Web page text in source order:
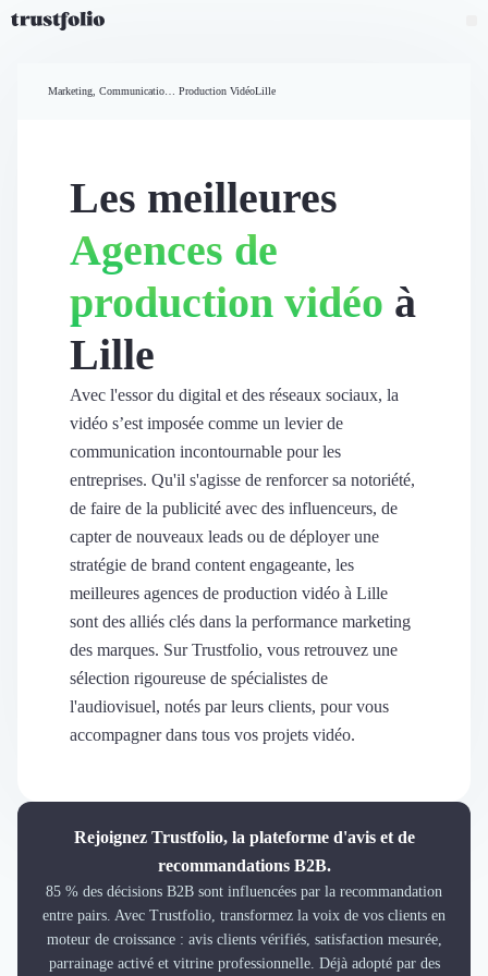
Widgets d'avis
Partage d’avis multicanal
Vidéo de témoignage
Révéler le réseau
Vitrine & média
Suivi du ROI
Voir tous nos avis clients
Découvrir le média
Demander une démo
Connexion
Cabinet de Recrutement
Conseil en Management et Organisation
Gestion paie
Qualité de Vie au Travail (QVT)
Portage Salarial
Responsabilité Sociétale des Entreprises (RSE)
Marketplace de freelance
Coaching
Accueil
Marketing, Communication et Ventes Production VidéoLille
Les meilleures
Agences de
production vidéo à
Lille
Avec l'essor du digital et des réseaux sociaux, la
vidéo s’est imposée comme un levier de
communication incontournable pour les
entreprises. Qu'il s'agisse de renforcer sa notoriété,
de faire de la publicité avec des influenceurs, de
capter de nouveaux leads ou de déployer une
stratégie de brand content engageante, les
meilleures agences de production vidéo à Lille
sont des alliés clés dans la performance marketing
des marques. Sur Trustfolio, vous retrouvez une
sélection rigoureuse de spécialistes de
l'audiovisuel, notés par leurs clients, pour vous
accompagner dans tous vos projets vidéo.
Rejoignez Trustfolio, la plateforme d'avis et de
recommandations B2B.
85 % des décisions B2B sont influencées par la recommandation
entre pairs. Avec Trustfolio, transformez la voix de vos clients en
moteur de croissance : avis clients vérifiés, satisfaction mesurée,
parrainage activé et vitrine professionnelle. Déjà adopté par des